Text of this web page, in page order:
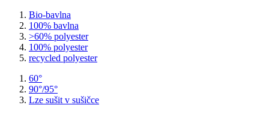
Bio-bavlna
100% bavlna
>60% polyester
100% polyester
recycled polyester
60°
90°/95°
Lze sušit v sušičce